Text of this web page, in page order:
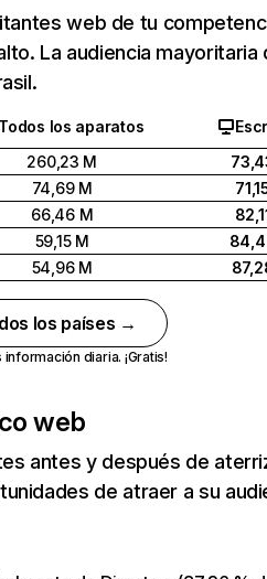
web de tu
La audiencia
Todos los aparatos
260,23 M
74,69 M
66,46 M
59,15 M
54,96 M
los países →
diaria. ¡Gratis!
web
antes y después de
de atraer a su